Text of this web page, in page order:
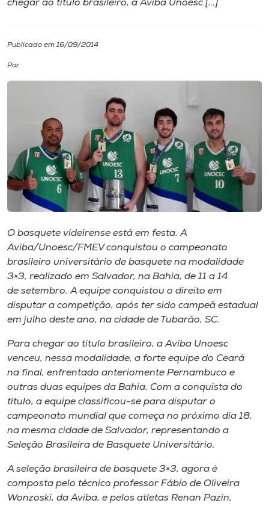
Cultura
Biblioteca
Editora
Rádio
Museu
Unoesc
Store
o idioma
A+
A-
chegar ao titulo brasileiro, a Aviba Unoesc […]
Publicado em 16/09/2014
Por
O basquete videirense está em festa. A
Aviba/Unoesc/FMEV conquistou o campeonato
brasileiro universitário de basquete na modalidade
3×3, realizado em Salvador, na Bahia, de 11 a 14
de setembro. A equipe conquistou o direito em
disputar a competição, após ter sido campeã estadual
em julho deste ano, na cidade de Tubarão, SC.
Para chegar ao titulo brasileiro, a Aviba Unoesc
venceu, nessa modalidade, a forte equipe do Ceará
na final, enfrentado anteriomente Pernambuco e
outras duas equipes da Bahia. Com a conquista do
título, a equipe classificou-se para disputar o
campeonato mundial que começa no próximo dia 18,
na mesma cidade de Salvador, representando a
Seleção Brasileira de Basquete Universitário.
A seleção brasileira de basquete 3×3, agora é
composta pelo técnico professor Fábio de Oliveira
Wonzoski, da Aviba, e pelos atletas Renan Pazin,